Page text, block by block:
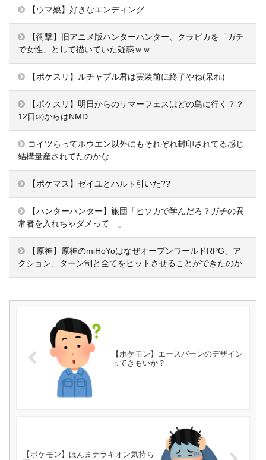
【ウマ娘】好きなエンディング
【衝撃】旧アニメ版ハンターハンター、クラピカを「ガチ
で女性」として描いていた疑惑ｗｗ
【ポケスリ】ルチャブル君は実装前に終了やね(呆れ)
【ポケスリ】明日からのサマーフェスはどの島に行く？？
12日㈬からはNMD
コイツらってホウエン以外にもそれぞれ封印されてる感じ
結構量産されてたのかな
【ポケマス】ゼイユとハルト引いた??
【ハンターハンター】旅団「ヒソカで学んだろ？ガチの異
常者を入れちゃダメって…」
【原神】原神のmiHoYoはなぜオープンワールドRPG、ア
クション、ターン制と全てをヒットさせることができたのか
【ポケモン】エースバーンのデザイン
ってきもいか？
【ポケモン】ほんまテラキオン気持ち